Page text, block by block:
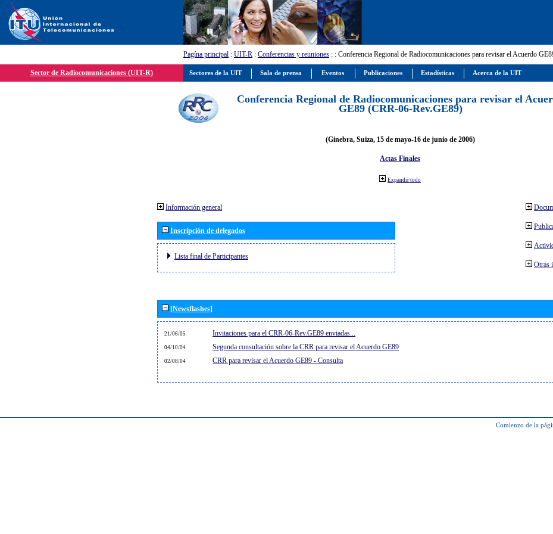
Pagína principal : UIT-R : Conferencias y reuniones : : Conferencia Regional de Radiocomunicaciones para revisar el Acuerdo
Sector de Radiocomunicaciones (UIT-R)
Conferencia Regional de Radiocomunicaciones para revisar el
GE89 (CRR-06-Rev.GE89)
(Ginebra, Suiza, 15 de mayo-16 de junio de 2006)
Actas Finales
Expandir todo
Información general
Inscripción de delegados
Lista final de Participantes
Otras
[Newsflashes]
21/06/05 Invitaciones para el CRR-06-Rev.GE89 enviadas...
04/10/04 Segunda consultación sobre la CRR para revisar el Acuerdo GE89
02/08/04 CRR para revisar el Acuerdo GE89 - Consulta
Comienzo de la
Sectores de la UIT Sala de prensa Eventos Publicaciones Estadísticas Acerca de la UIT